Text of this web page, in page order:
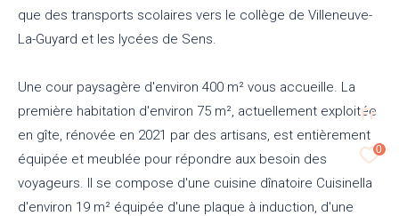
Fr
0
que des transports scolaires vers le collège de Villeneuve-
La-Guyard et les lycées de Sens.
Une cour paysagère d'environ 400 m² vous accueille. La
première habitation d'environ 75 m², actuellement exploitée
en gîte, rénovée en 2021 par des artisans, est entièrement
équipée et meublée pour répondre aux besoin des
voyageurs. Il se compose d'une cuisine dînatoire Cuisinella
d'environ 19 m² équipée d'une plaque à induction, d'une